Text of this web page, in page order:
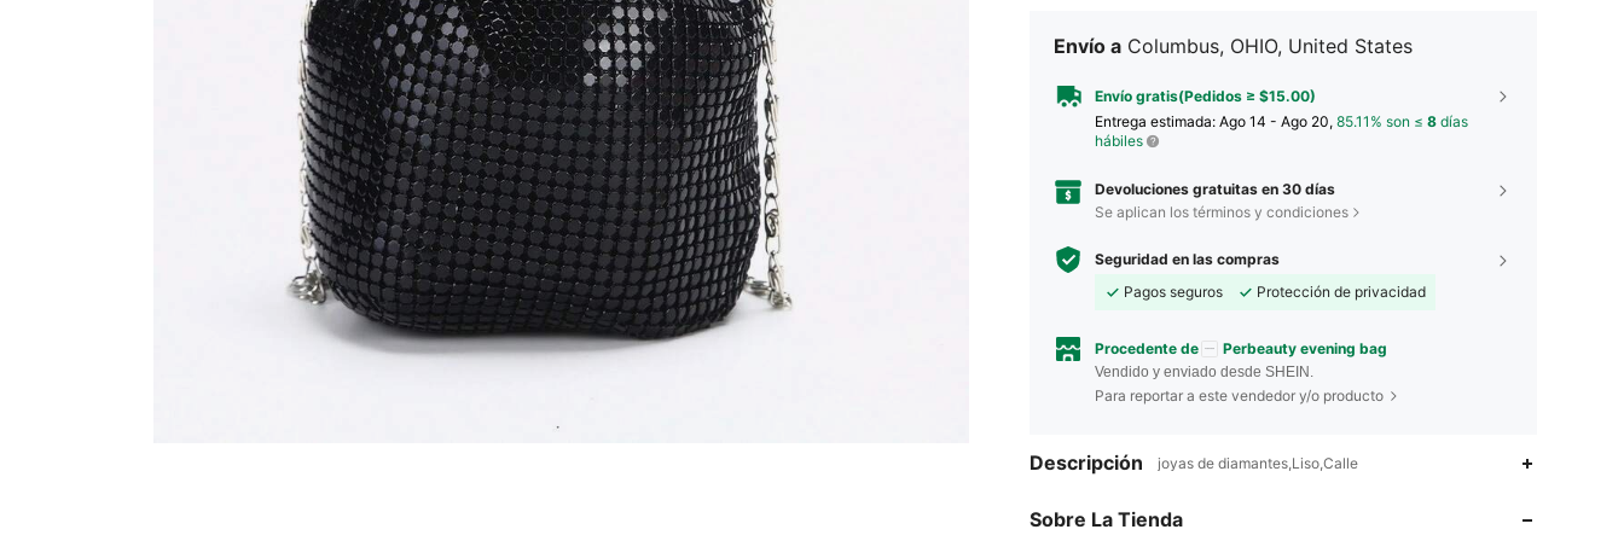
Envío a Columbus, OHIO, United States
Envío gratis(Pedidos ≥ $15.00)
Entrega estimada: Ago 14 - Ago 20, 85.11% son ≤ 8 días
hábiles
Devoluciones gratuitas en 30 días
Se aplican los términos y condiciones
Seguridad en las compras
Pagos seguros
Protección de privacidad
Procedente de Perbeauty evening bag
Vendido y enviado desde SHEIN.
Para reportar a este vendedor y/o producto
Descripción joyas de diamantes,Liso,Calle
Sobre La Tienda
4.90